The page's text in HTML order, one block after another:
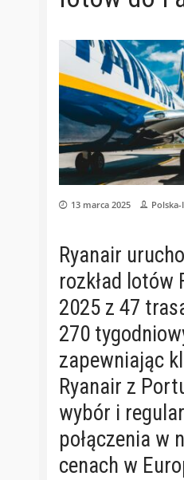
13 marca 2025 Polska-
Ryanair
rozkład lotów
2025 z 47
270
zapewniając
Ryanair z
wybór i
połączenia w
cenach w